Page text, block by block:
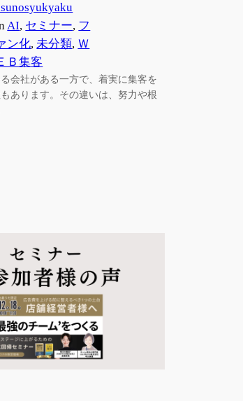
AI, セミナー, フ
ン化, 未分類, Ｗ
Ｂ集客
会社がある一方で、着実に集客を
あります。その違いは、努力や根